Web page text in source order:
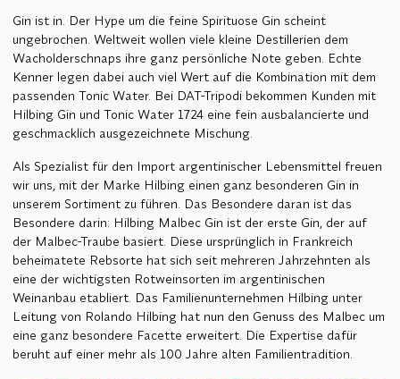
Gin ist in. Der Hype um die feine Spirituose Gin scheint
ungebrochen. Weltweit wollen viele kleine Destillerien dem
Wacholderschnaps ihre ganz persönliche Note geben. Echte
Kenner legen dabei auch viel Wert auf die Kombination mit dem
passenden Tonic Water. Bei DAT-Tripodi bekommen Kunden mit
Hilbing Gin und Tonic Water 1724 eine fein ausbalancierte und
geschmacklich ausgezeichnete Mischung.
Als Spezialist für den Import argentinischer Lebensmittel freuen
wir uns, mit der Marke Hilbing einen ganz besonderen Gin in
unserem Sortiment zu führen. Das Besondere daran ist das
Besondere darin: Hilbing Malbec Gin ist der erste Gin, der auf
der Malbec-Traube basiert. Diese ursprünglich in Frankreich
beheimatete Rebsorte hat sich seit mehreren Jahrzehnten als
eine der wichtigsten Rotweinsorten im argentinischen
Weinanbau etabliert. Das Familienunternehmen Hilbing unter
Leitung von Rolando Hilbing hat nun den Genuss des Malbec um
eine ganz besondere Facette erweitert. Die Expertise dafür
beruht auf einer mehr als 100 Jahre alten Familientradition.